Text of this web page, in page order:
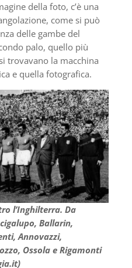
della foto, c’è una
come si può
delle gambe del
palo, quello più
trovavano la macchina
e quella fotografica.
l’Inghilterra. Da
Ballarin,
Annovazzi,
Ossola e Rigamonti